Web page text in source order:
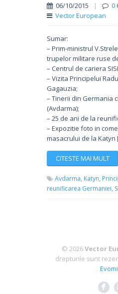
06/10/2015 | 0
Vector European
Sumar:
– Prim-ministrul
trupelor militare ruse
– Centrul de cariera
– Vizita Principelui
Gagauzia;
– Tinerii din Germania
(Avdarma);
– 25 de ani de la
– Expozitie foto in
masacrului de la Katyn
CITESTE MAI MULT
Avdarma, Katyn,
reunificarea Germaniei,
© 2026Vector
drepturile sunt
F